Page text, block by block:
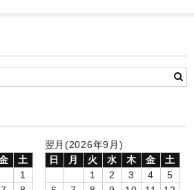
ラス(絵＋個別)
土
1
翌月(2026年9月)
日
月 火 水 木 金
土
1
2 3 4
5